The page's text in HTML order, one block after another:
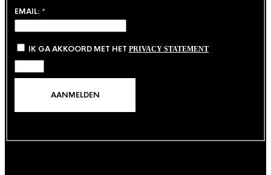
EMAIL: *
IK GA AKKOORD MET HET PRIVACY STATEMENT